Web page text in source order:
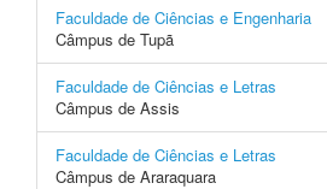
Faculdade de Ciências e Engenharia
Câmpus de Tupã
Faculdade de Ciências e Letras
Câmpus de Assis
Faculdade de Ciências e Letras
Câmpus de Araraquara